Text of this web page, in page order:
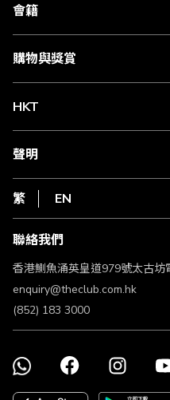
合作夥伴
媒體中心
會籍
會籍及專屬禮遇
賺取積分
購物與獎賞
物流與配送
Club Shopping 商品領取站
常見問題
HKT
csl.
1010
HKT
聲明
私隱聲明
使用條款
條款及細則
不歧視及不騷擾聲明
認可牌照及通告
繁 EN
聯絡我們
香港鰂魚涌英皇道979號太古坊
enquiry@theclub.com.hk
(852) 183 3000